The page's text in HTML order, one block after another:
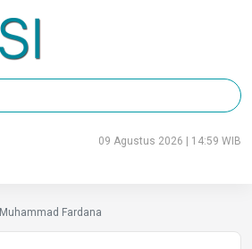
09 Agustus 2026 | 14:59 WIB
Muhammad Fardana